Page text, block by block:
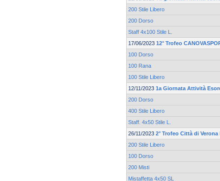
200 Stile Libero
200 Dorso
Staff 4x100 Stile L.
17/06/2023 12° Trofeo
100 Dorso
100 Rana
100 Stile Libero
12/11/2023 1a Giornata Attività
200 Dorso
400 Stile Libero
Staff. 4x50 Stile L.
26/11/2023 2° Trofeo Città di
200 Stile Libero
100 Dorso
200 Misti
Mistaffetta 4x50 SL